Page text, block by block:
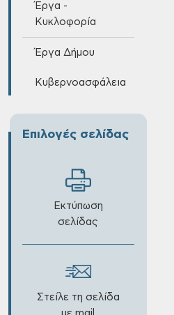
Έργα -
Κυκλοφορία
Έργα Δήμου
Κυβερνοασφάλεια
Επιλογές σελίδας
Εκτύπωση
σελίδας
Στείλε τη σελίδα